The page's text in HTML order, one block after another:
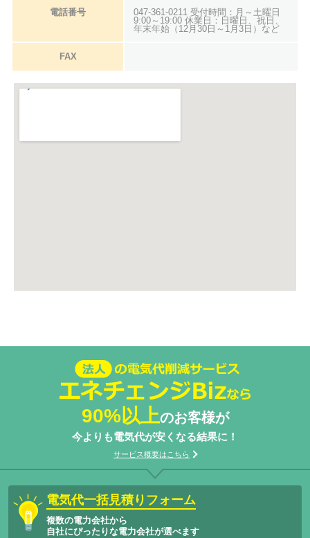
電話番号
047-361-0211 受付時間：月～土曜日
9:00～19:00 休業日：日曜日、祝日、
年末年始（12月30日～1月3日）など
FAX
法人の電気代削減サービスエネチェン
ジBizなら
90%以上のお客様が
今よりも電気代が安くなる結果に！
サービス概要はこちら
電気代一括見積りフォーム
複数の電力会社から
自社にぴったりな電力会社が選べます